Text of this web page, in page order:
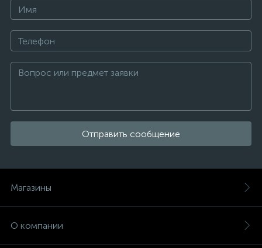
Отправить сообщение
Магазины
О компании